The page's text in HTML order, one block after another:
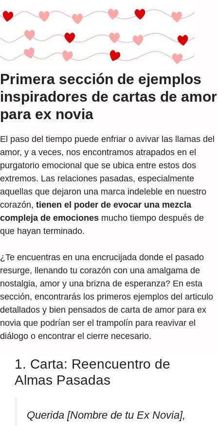
Primera sección de ejemplos
inspiradores de cartas de amor
para ex novia
El paso del tiempo puede enfriar o avivar las llamas del
amor, y a veces, nos encontramos atrapados en el
purgatorio emocional que se ubica entre estos dos
extremos. Las relaciones pasadas, especialmente
aquellas que dejaron una marca indeleble en nuestro
corazón, tienen el poder de evocar una mezcla
compleja de emociones mucho tiempo después de
que hayan terminado.
¿Te encuentras en una encrucijada donde el pasado
resurge, llenando tu corazón con una amalgama de
nostalgia, amor y una brizna de esperanza? En esta
sección, encontrarás los primeros ejemplos del articulo
detallados y bien pensados de carta de amor para ex
novia que podrían ser el trampolín para reavivar el
diálogo o encontrar el cierre necesario.
1. Carta: Reencuentro de
Almas Pasadas
Querida [Nombre de tu Ex Novia],